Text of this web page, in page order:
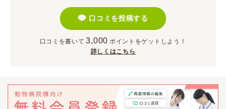
口コミを投稿する
口コミを書いて 3,000 ポイント をゲットしよう！
詳しくはこちら